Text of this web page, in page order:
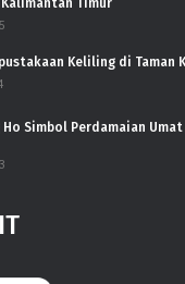
Keliling di Taman
Ho Simbol Perdamaian